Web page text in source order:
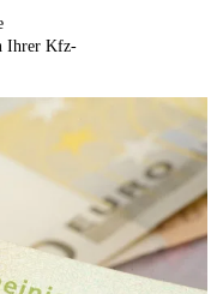
Ihrer Kfz-